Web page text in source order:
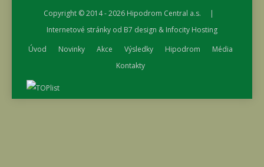
Copyright © 2014 - 2026 Hipodrom Central a.s. |
Internetové stránky od B7 design & Infocity Hosting
Úvod
Novinky Akce Výsledky Hipodrom
Média
Kontakty